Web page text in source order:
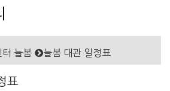
터 늘봄 늘봄 대관 일정표
표